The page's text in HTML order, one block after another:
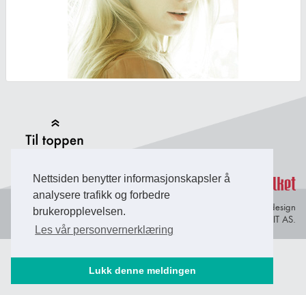
Nettsiden benytter informasjonskapsler å
analysere trafikk og forbedre
brukeropplevelsen.
Les vår personvernerklæring
Lukk denne meldingen
Personvern og
informasjonskapsler
© Copyright 2026 Briefing Fosen.
Webdesign
av Lindbak IT AS.